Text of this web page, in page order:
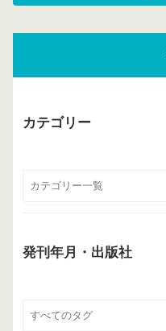
カテゴリー
発刊年月・出版社